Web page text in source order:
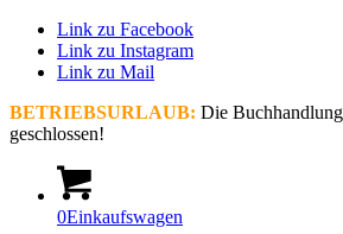
Link zu Facebook
Link zu Instagram
Link zu Mail
BETRIEBSURLAUB: Die
geschlossen!
0Einkaufswagen